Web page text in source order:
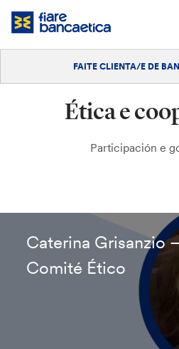
Saltar
Faite clienta/e
FAITE CLIENTA/E DE
Ética e
Participación e
Caterina Grisanzio
Comité Ético